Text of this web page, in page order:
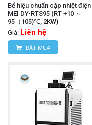
Bể hiệu chuẩn cặp nhiệt điện
MEI DY-RTS95 (RT +10 ～
95（105)℃, 2KW)
Giá: Liên hệ
ĐẶT MUA